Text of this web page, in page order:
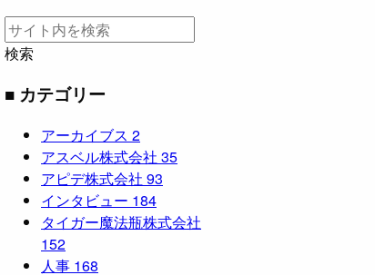
検索
■ カテゴリー
アーカイブス 2
アスベル株式会社 35
アピデ株式会社 93
インタビュー 184
タイガー魔法瓶株式会社
152
人事 168